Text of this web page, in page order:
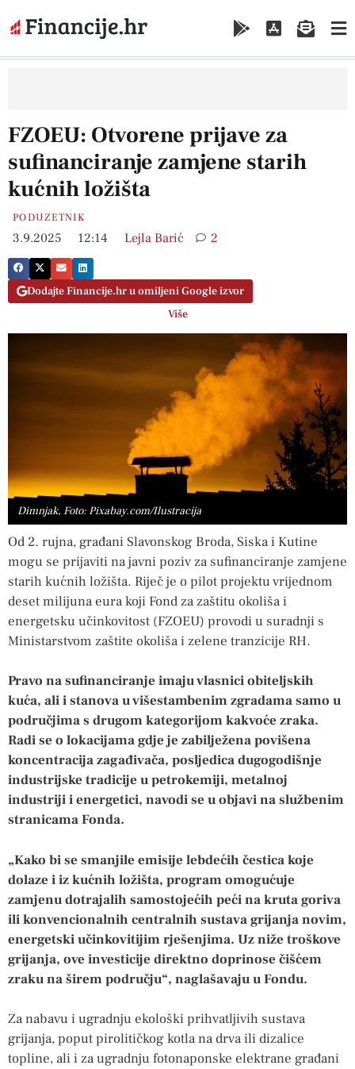
FZOEU: Otvorene prijave za
sufinanciranje zamjene starih
kućnih ložišta
PODUZETNIK
3.9.2025 12:14 Lejla Barić 2
Dodajte Financije.hr u omiljeni Google izvor
Više
Dimnjak, Foto: Pixabay.com/Ilustracija
Od 2. rujna, građani Slavonskog Broda, Siska i Kutine
mogu se prijaviti na javni poziv za sufinanciranje zamjene
starih kućnih ložišta. Riječ je o pilot projektu vrijednom
deset milijuna eura koji Fond za zaštitu okoliša i
energetsku učinkovitost (FZOEU) provodi u suradnji s
Ministarstvom zaštite okoliša i zelene tranzicije RH.
Pravo na sufinanciranje imaju vlasnici obiteljskih
kuća, ali i stanova u višestambenim zgradama samo u
područjima s drugom kategorijom kakvoće zraka.
Radi se o lokacijama gdje je zabilježena povišena
koncentracija zagađivača, posljedica dugogodišnje
industrijske tradicije u petrokemiji, metalnoj
industriji i energetici, navodi se u objavi na službenim
stranicama Fonda.
„Kako bi se smanjile emisije lebdećih čestica koje
dolaze i iz kućnih ložišta, program omogućuje
zamjenu dotrajalih samostojećih peći na kruta goriva
ili konvencionalnih centralnih sustava grijanja novim,
energetski učinkovitijim rješenjima. Uz niže troškove
grijanja, ove investicije direktno doprinose čišćem
zraku na širem području“, naglašavaju u Fondu.
Za nabavu i ugradnju ekološki prihvatljivih sustava
grijanja, poput pirolitičkog kotla na drva ili dizalice
topline, ali i za ugradnju fotonaponske elektrane građani